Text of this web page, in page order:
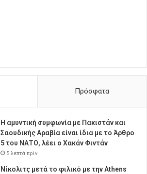
Πρόσφατα
Η αμυντική συμφωνία με Πακιστάν και
Σαουδικής Αραβία είναι ίδια με το Άρθρο
5 του ΝΑΤΟ, λέει ο Χακάν Φιντάν
5 λεπτά πρίν
Νίκολιτς μετά το φιλικό με την Athens